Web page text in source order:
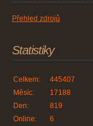
Přehled zdrojů
Statistiky
Online: 6
Celkem:
445407
Měsíc:
17188
Den:
819